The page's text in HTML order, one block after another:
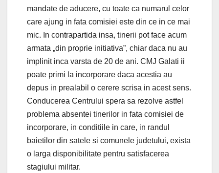
mandate de aducere, cu toate ca numarul celor
care ajung in fata comisiei este din ce in ce mai
mic. In contrapartida insa, tinerii pot face acum
armata „din proprie initiativa”, chiar daca nu au
implinit inca varsta de 20 de ani. CMJ Galati ii
poate primi la incorporare daca acestia au
depus in prealabil o cerere scrisa in acest sens.
Conducerea Centrului spera sa rezolve astfel
problema absentei tinerilor in fata comisiei de
incorporare, in conditiile in care, in randul
baietilor din satele si comunele judetului, exista
o larga disponibilitate pentru satisfacerea
stagiului militar.